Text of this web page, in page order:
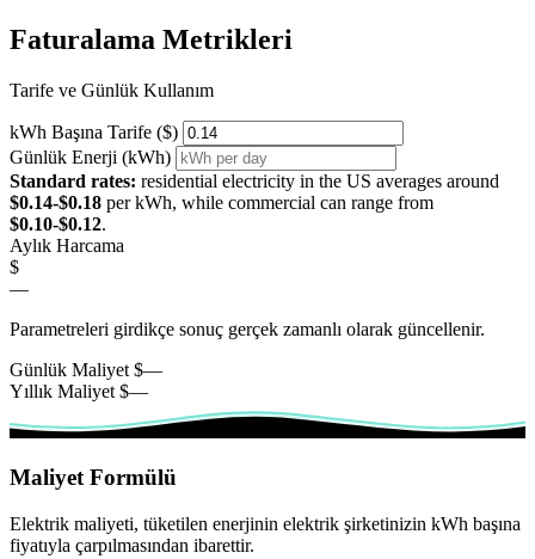
Faturalama Metrikleri
Tarife ve Günlük Kullanım
kWh Başına Tarife ($)
Günlük Enerji (kWh)
Standard rates: residential electricity in the US averages around
$0.14-$0.18 per kWh, while commercial can range from
$0.10-$0.12.
Aylık Harcama
$
—
Parametreleri girdikçe sonuç gerçek zamanlı olarak güncellenir.
Günlük Maliyet $—
Yıllık Maliyet $—
Maliyet Formülü
Elektrik maliyeti, tüketilen enerjinin elektrik şirketinizin kWh başına
fiyatıyla çarpılmasından ibarettir.